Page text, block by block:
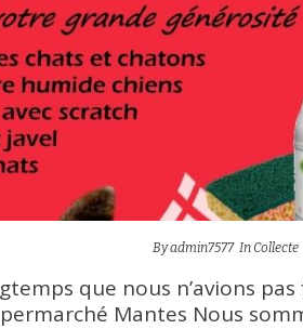
Byadmin7577 InCollecte
que nous n’avions
Mantes Nous